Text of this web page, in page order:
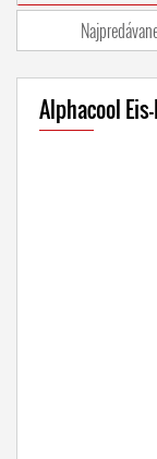
Alphacool